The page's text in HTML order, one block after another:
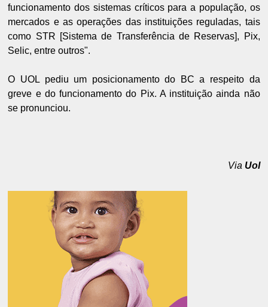
funcionamento dos sistemas críticos para a população, os
mercados e as operações das instituições reguladas, tais
como STR [Sistema de Transferência de Reservas], Pix,
Selic, entre outros".
O UOL pediu um posicionamento do BC a respeito da
greve e do funcionamento do Pix. A instituição ainda não
se pronunciou.
Via Uol